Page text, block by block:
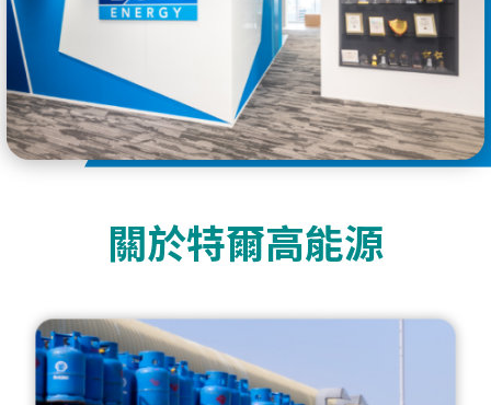
關於特爾高能源